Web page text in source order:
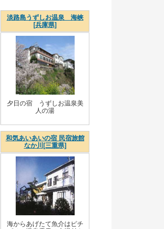
淡路島うずしお温泉 海峡
[兵庫県]
夕日の宿 うずしお温泉美
人の湯
和気あいあいの宿 民宿旅館
なか川[三重県]
海からあげたて魚介はピチ